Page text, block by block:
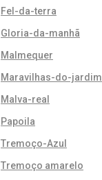
Fel-da-terra
Gloria-da-manhã
Malmequer
Maravilhas-do-jardim
Malva-real
Papoila
Tremoço-Azul
Tremoço amarelo